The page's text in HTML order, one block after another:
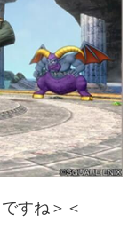
すね＞＜